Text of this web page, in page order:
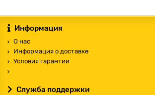
Информация
О нас
Информация о доставке
Условия гарантии
Служба поддержки